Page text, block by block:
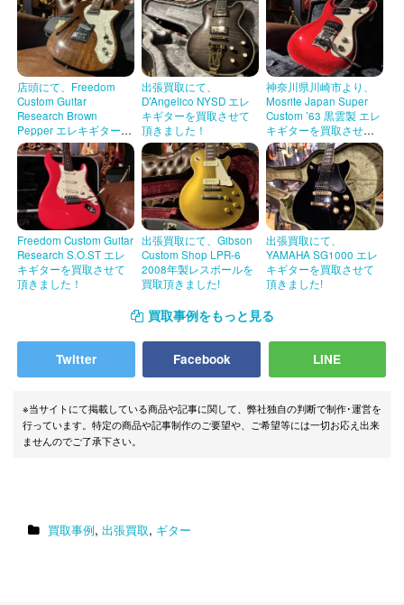
店頭にて、Freedom
Custom Guitar
Research Brown
Pepper エレキギターを
買取させて頂きまし
た！
出張買取にて、
D’Angelico NYSD エレ
キギターを買取させて
頂きました！
神奈川県川崎市より、
Mosrite Japan Super
Custom ’63 黒雲製 エレ
キギターを買取させて
頂きました！
Freedom Custom Guitar
Research S.O.ST エレ
キギターを買取させて
頂きました！
出張買取にて、Gibson
Custom Shop LPR-6
2008年製レスポールを
買取頂きました!
出張買取にて、
YAMAHA SG1000 エレ
キギターを買取させて
頂きました!
買取事例をもっと見る
Twitter Facebook LINE
※当サイトにて掲載している商品や記事に関して、弊社独自の判断で制作･運営を
行っています。特定の商品や記事制作のご要望や、ご希望等には一切お応え出来
ませんのでご了承下さい。
買取事例,出張買取, ギター